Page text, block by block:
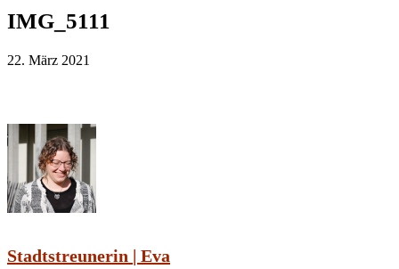
IMG_5111
22. März 2021
Stadtstreunerin | Eva